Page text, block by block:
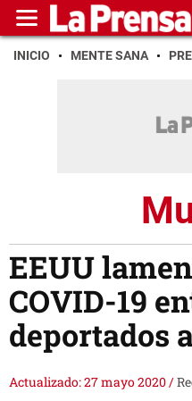
INICIO MENTE SANA
EEUU
COVID-19
deportados
Actualizado: 27 mayo 2020/